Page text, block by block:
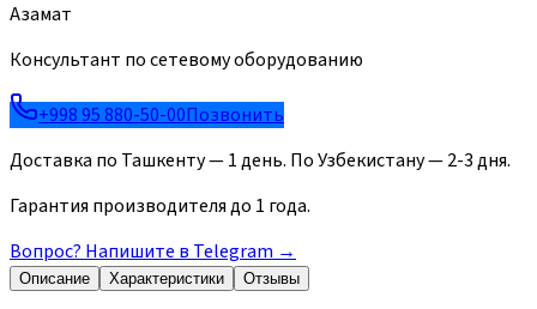
Азамат
Консультант по сетевому оборудованию
+998 95 880-50-00Позвонить
Доставка по Ташкенту — 1 день. По Узбекистану — 2-3 дня.
Гарантия производителя до 1 года.
Вопрос? Напишите в Telegram →
Описание Характеристики Отзывы